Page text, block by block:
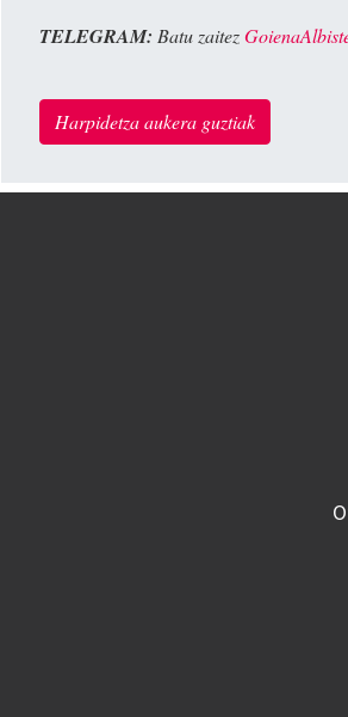
TELEGRAM: Batu zaitez
Harpidetza aukera guztiak